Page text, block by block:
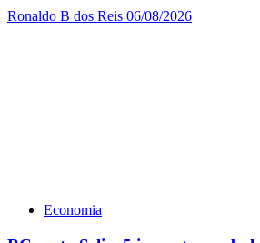
Ronaldo B dos Reis 06/08/2026
Economia